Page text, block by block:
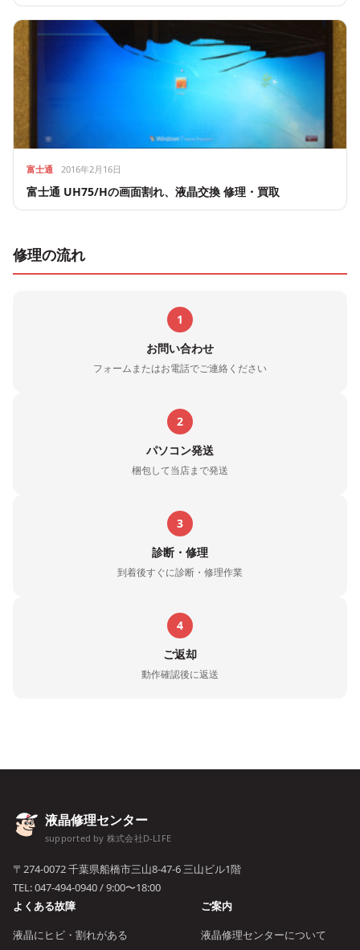
富士通 2016年2月16日
富士通 UH75/Hの画面割れ、液晶交換 修理・買取
修理の流れ
1
お問い合わせ
フォームまたはお電話でご連絡ください
2
パソコン発送
梱包して当店まで発送
3
診断・修理
到着後すぐに診断・修理作業
4
ご返却
動作確認後に返送
液晶修理センター
supported by 株式会社D-LIFE
〒274-0072 千葉県船橋市三山8-47-6 三山ビル1階
TEL:047-494-0940/ 9:00〜18:00
よくある故障
液晶にヒビ・割れがある
ご案内
液晶修理センターについて